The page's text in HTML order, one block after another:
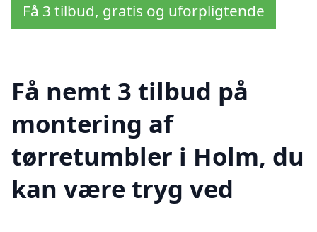
Få 3 tilbud, gratis og uforpligtende
Få nemt 3 tilbud på
montering af
tørretumbler i Holm, du
kan være tryg ved